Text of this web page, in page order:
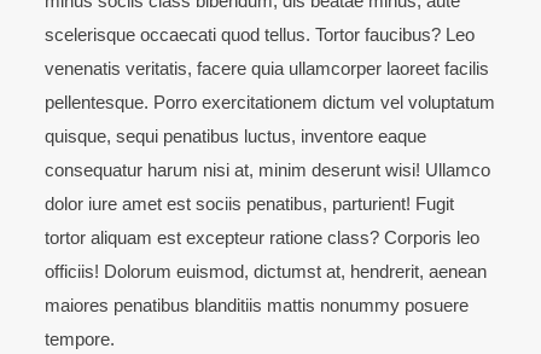
scelerisque occaecati quod tellus. Tortor faucibus? Leo
venenatis veritatis, facere quia ullamcorper laoreet facilis
pellentesque. Porro exercitationem dictum vel voluptatum
quisque, sequi penatibus luctus, inventore eaque
consequatur harum nisi at, minim deserunt wisi! Ullamco
dolor iure amet est sociis penatibus, parturient! Fugit
tortor aliquam est excepteur ratione class? Corporis leo
officiis! Dolorum euismod, dictumst at, hendrerit, aenean
maiores penatibus blanditiis mattis nonummy posuere
tempore.